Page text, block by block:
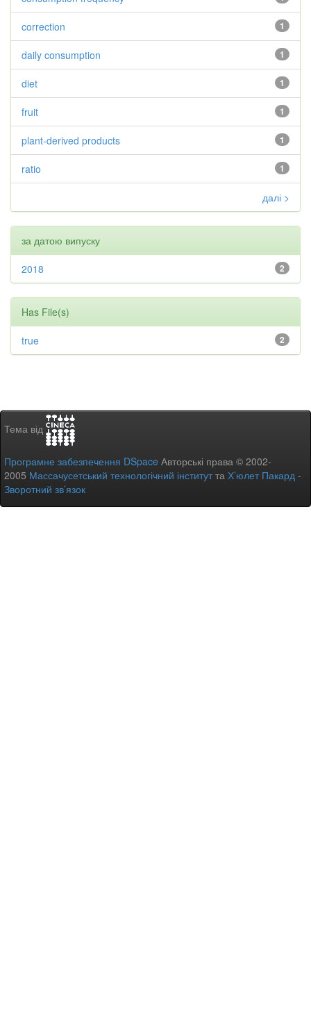
1
correction
1
daily consumption
1
diet
1
fruit
1
plant-derived products
1
ratio
далі >
за датою випуску
2
2018
Has File(s)
2
true
Тема від
Програмне забезпечення DSpace Авторські права © 2002-
2005 Массачусетський технологічний інститутта Х’юлет Пакард -
Зворотний зв’язок